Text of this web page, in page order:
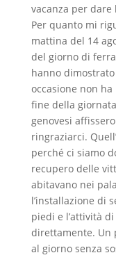
vacanza per
Per quanto mi
mattina del 14
del giorno di
hanno
occasione non
fine della
genovesi
ringraziarci.
perché ci siamo
recupero delle
abitavano nei
l’installazione di
piedi e l’attività
direttamente. Un
al giorno senza